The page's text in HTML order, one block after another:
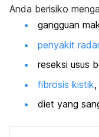
Anda berisiko
gangguan
penyakit
reseksi usus
fibrosis kistik
diet yang